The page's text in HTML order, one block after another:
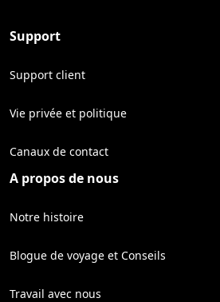
Support
Support client
Vie privée et politique
Canaux de contact
A propos de nous
Notre histoire
Blogue de voyage et Conseils
Travail avec nous